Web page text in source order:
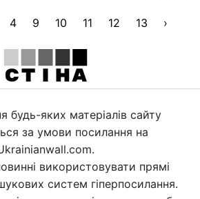
4 9 10 11 12 13 ›
будь-яких матеріалів сайту
за умови посилання на
використовувати прямі
систем гіперпосилання.